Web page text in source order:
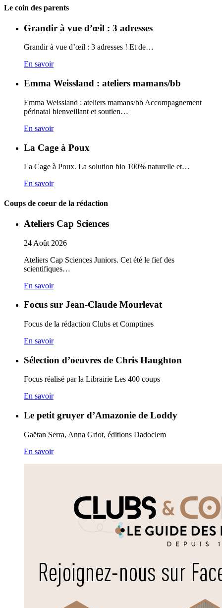
Carto
Le coin des parents
Grandir à vue d’œil : 3 adresses
Grandir à vue d’œil : 3 adresses ! Et de…
En savoir
Emma Weissland : ateliers mamans/bb
Emma Weissland : ateliers mamans/bb Accompagnement
périnatal bienveillant et soutien…
En savoir
La Cage à Poux
La Cage à Poux. La solution bio 100% naturelle et…
En savoir
Coups de coeur de la rédaction
Ateliers Cap Sciences
24 Août 2026
Ateliers Cap Sciences Juniors. Cet été le fief des
scientifiques…
En savoir
Focus sur Jean-Claude Mourlevat
Focus de la rédaction Clubs et Comptines
En savoir
Sélection d’oeuvres de Chris Haughton
Focus réalisé par la Librairie Les 400 coups
En savoir
Le petit gruyer d’Amazonie de Loddy
Gaëtan Serra, Anna Griot, éditions Dadoclem
En savoir